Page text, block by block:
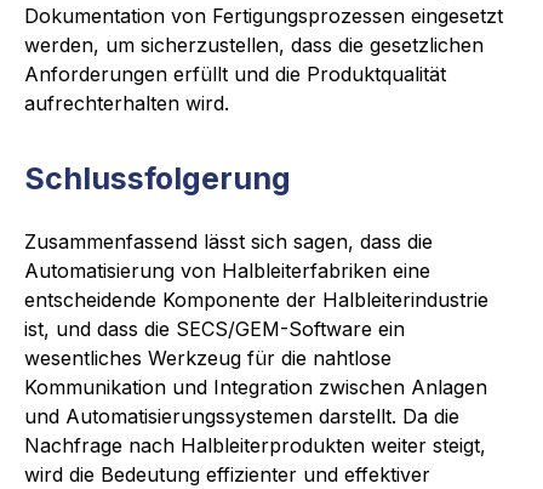
Dokumentation von Fertigungsprozessen eingesetzt
werden, um sicherzustellen, dass die gesetzlichen
Anforderungen erfüllt und die Produktqualität
aufrechterhalten wird.
Schlussfolgerung
Zusammenfassend lässt sich sagen, dass die
Automatisierung von Halbleiterfabriken eine
entscheidende Komponente der Halbleiterindustrie
ist, und dass die SECS/GEM-Software ein
wesentliches Werkzeug für die nahtlose
Kommunikation und Integration zwischen Anlagen
und Automatisierungssystemen darstellt. Da die
Nachfrage nach Halbleiterprodukten weiter steigt,
wird die Bedeutung effizienter und effektiver